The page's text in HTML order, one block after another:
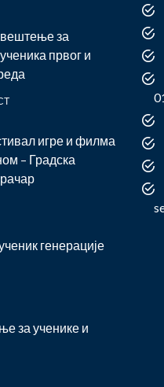
за
првог и
игре и филма
– Градска
генерације
за ученике и